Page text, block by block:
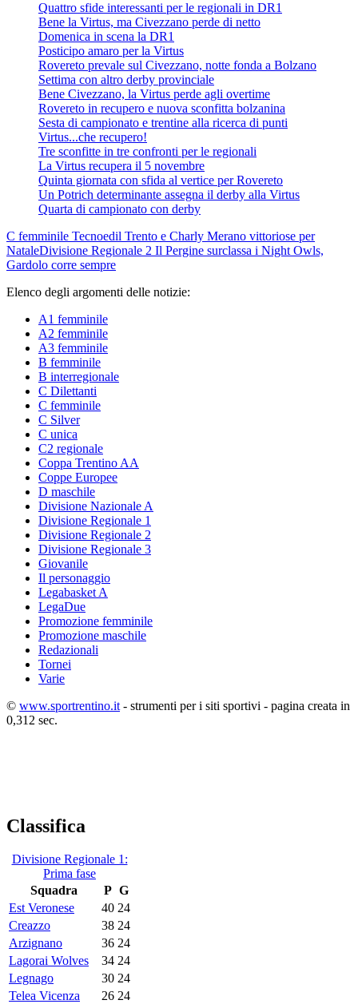
Quattro sfide interessanti per le regionali in DR1
Bene la Virtus, ma Civezzano perde di netto
Domenica in scena la DR1
Posticipo amaro per la Virtus
Rovereto prevale sul Civezzano, notte fonda a Bolzano
Settima con altro derby provinciale
Bene Civezzano, la Virtus perde agli overtime
Rovereto in recupero e nuova sconfitta bolzanina
Sesta di campionato e trentine alla ricerca di punti
Virtus...che recupero!
Tre sconfitte in tre confronti per le regionali
La Virtus recupera il 5 novembre
Quinta giornata con sfida al vertice per Rovereto
Un Potrich determinante assegna il derby alla Virtus
Quarta di campionato con derby
C femminile Tecnoedil Trento e Charly Merano vittoriose per
NataleDivisione Regionale 2 Il Pergine surclassa i Night Owls,
Gardolo corre sempre
Elenco degli argomenti delle notizie:
A1 femminile
A2 femminile
A3 femminile
B femminile
B interregionale
C Dilettanti
C femminile
C Silver
C unica
C2 regionale
Coppa Trentino AA
Coppe Europee
D maschile
Divisione Nazionale A
Divisione Regionale 1
Divisione Regionale 2
Divisione Regionale 3
Giovanile
Il personaggio
Legabasket A
LegaDue
Promozione femminile
Promozione maschile
Redazionali
Tornei
Varie
© www.sportrentino.it - strumenti per i siti sportivi - pagina creata in
0,312 sec.
Classifica
Divisione Regionale 1:
Prima fase
Squadra
P G
Est Veronese
40 24
Creazzo
38 24
Arzignano
36 24
Lagorai Wolves
34 24
Legnago
30 24
Telea Vicenza
26 24